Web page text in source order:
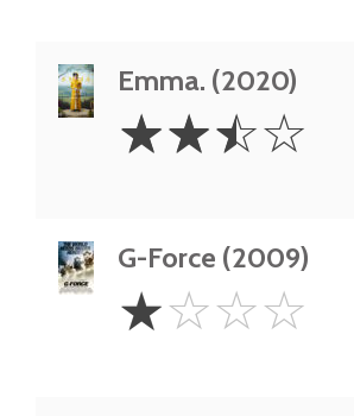
Emma. (2020)
2.5
Stars
☆☆☆☆
G-Force (2009)
Star
☆☆☆☆